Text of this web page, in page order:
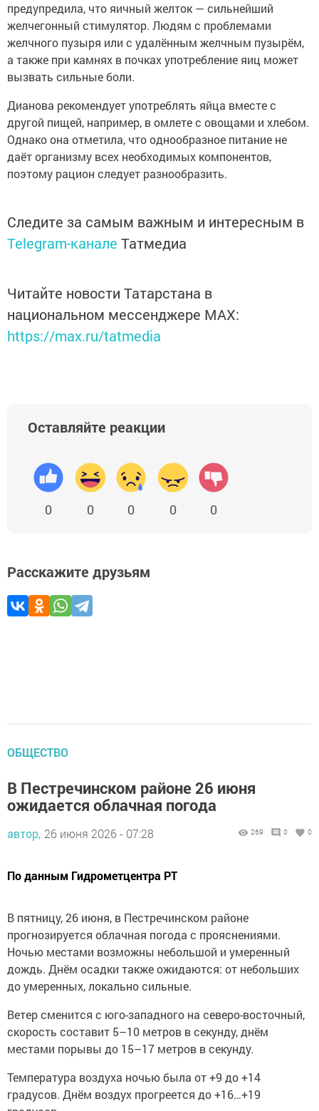
предупредила, что яичный желток — сильнейший
желчегонный стимулятор. Людям с проблемами
желчного пузыря или с удалённым желчным пузырём,
а также при камнях в почках употребление яиц может
вызвать сильные боли.
Дианова рекомендует употреблять яйца вместе с
другой пищей, например, в омлете с овощами и хлебом.
Однако она отметила, что однообразное питание не
даёт организму всех необходимых компонентов,
поэтому рацион следует разнообразить.
Следите за самым важным и интересным в
Telegram-канале Татмедиа
Читайте новости Татарстана в
национальном мессенджере MАХ:
https://max.ru/tatmedia
Оставляйте реакции
0 0 0 0 0
Расскажите друзьям
ОБЩЕСТВО
В Пестречинском районе 26 июня
ожидается облачная погода
автор, 26 июня 2026 - 07:28 269 0 0
По данным Гидрометцентра РТ
В пятницу, 26 июня, в Пестречинском районе
прогнозируется облачная погода с прояснениями.
Ночью местами возможны небольшой и умеренный
дождь. Днём осадки также ожидаются: от небольших
до умеренных, локально сильные.
Ветер сменится с юго-западного на северо-восточный,
скорость составит 5–10 метров в секунду, днём
местами порывы до 15–17 метров в секунду.
Температура воздуха ночью была от +9 до +14
градусов. Днём воздух прогреется до +16…+19